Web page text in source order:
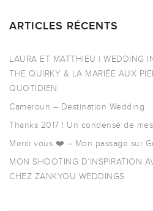
ARTICLES RÉCENTS
LAURA ET MATTHIEU | WEDDING
THE QUIRKY & LA MARIÉE AUX
QUOTIDIEN
Cameroun – Destination Wedding
Thanks 2017 ! Un condensé de
Merci vous ❤️ – Mon passage sur
MON SHOOTING D’INSPIRATION
CHEZ ZANKYOU WEDDINGS